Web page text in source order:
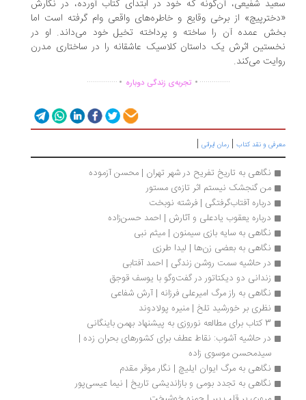
شفیعی، آن‌گونه که خود در ابتدای کتاب آورده، در نگارش
از برخی وقایع و خاطره‌های واقعی وام گرفته است اما
عمده آن را ساخته و پرداخته تخیل خود می‌داند. او در
اثرش یک داستان کلاسیک عاشقانه را در ساختاری مدرن
می‌کند.
...............
. تجربه‌ی زندگی دوباره.
...............
و نقد کتاب|رمان ایرانی|
نگاهی به تاریخ تفریح در شهر تهران | محسن آزموده
من گنجشک نیستم اثر تازه‌ی مستور
درباره آفتاب‌گرفتگی | فرشته نوبخت
درباره یعقوب یادعلی و آثارش | احمد حسن‌زاده
نگاهی به سایه بازی سیمنون | میثم نبی
نگاهی به بعضی زن‌ها | لیدا طرزی
در حاشیه سمت روشن زندگی | احمد آفتابی
زندانی دو دیکتاتور در گفت‌وگو با یوسف قوجق
نگاهی به راز مرگ امیرعلی فرزانه | آرش شفاعی
نظری بر خورشید تلخ | منیره پولادوند
در حاشیه آشوب: نقاط عطف برای کشورهای بحران زده |
سیدمحسن موسوی زاده
نگاهی به مرگ ایوان ایلیچ | نگار موقر مقدم
نگاهی به تجدد بومی و بازاندیشی تاریخ | نیما عیسی‌پور